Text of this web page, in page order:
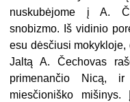
nuskubėjome į A.
snobizmo. Iš vidinio
esu dėsčiusi mokykloje,
Jaltą A. Čechovas
primenančio Nicą, ir
miesčioniško